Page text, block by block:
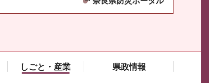
しごと・産業 県政情報